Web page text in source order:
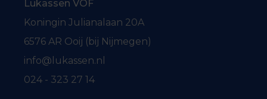
Lukassen VOF
Koningin Julianalaan 20A
6576 AR Ooij (bij Nijmegen)
info@lukassen.nl
024 - 323 27 14